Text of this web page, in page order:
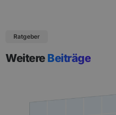
Ratgeber
WeitereBeiträge